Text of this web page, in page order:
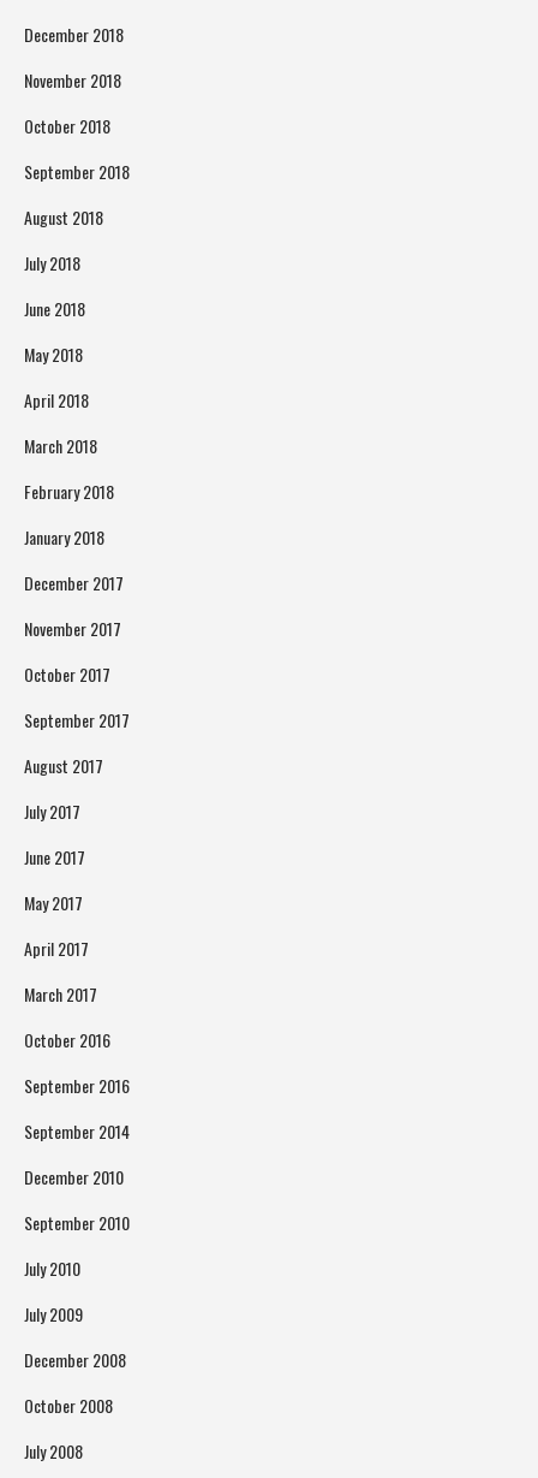
December 2018
November 2018
October 2018
September 2018
August 2018
July 2018
June 2018
May 2018
April 2018
March 2018
February 2018
January 2018
December 2017
November 2017
October 2017
September 2017
August 2017
July 2017
June 2017
May 2017
April 2017
March 2017
October 2016
September 2016
September 2014
December 2010
September 2010
July 2010
July 2009
December 2008
October 2008
July 2008